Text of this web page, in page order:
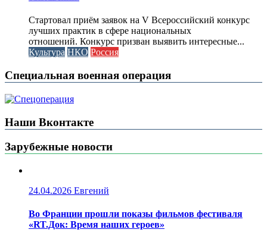
Стартовал приём заявок на V Всероссийский конкурс
лучших практик в сфере национальных
отношений. Конкурс призван выявить интересные...
Культура НКО Россия
Специальная военная операция
Наши Вконтакте
Зарубежные новости
24.04.2026 Евгений
Во Франции прошли показы фильмов фестиваля
«RT.Док: Время наших героев»